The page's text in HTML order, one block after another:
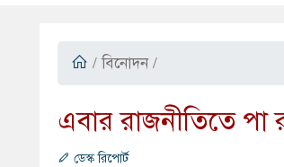
/ বিনোদন /
এবার রাজনীতিতে পা
ডেস্ক রিপোর্ট